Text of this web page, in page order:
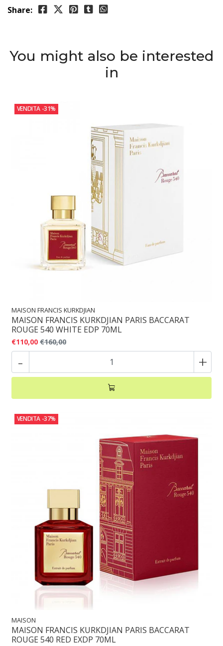
Share:
You might also be interested
in
VENDITA -31%
MAISON FRANCIS KURKDJIAN
MAISON FRANCIS KURKDJIAN PARIS BACCARAT
ROUGE 540 WHITE EDP 70ML
€110,00 €160,00
- +
VENDITA -37%
MAISON
MAISON FRANCIS KURKDJIAN PARIS BACCARAT
ROUGE 540 RED EXDP 70ML